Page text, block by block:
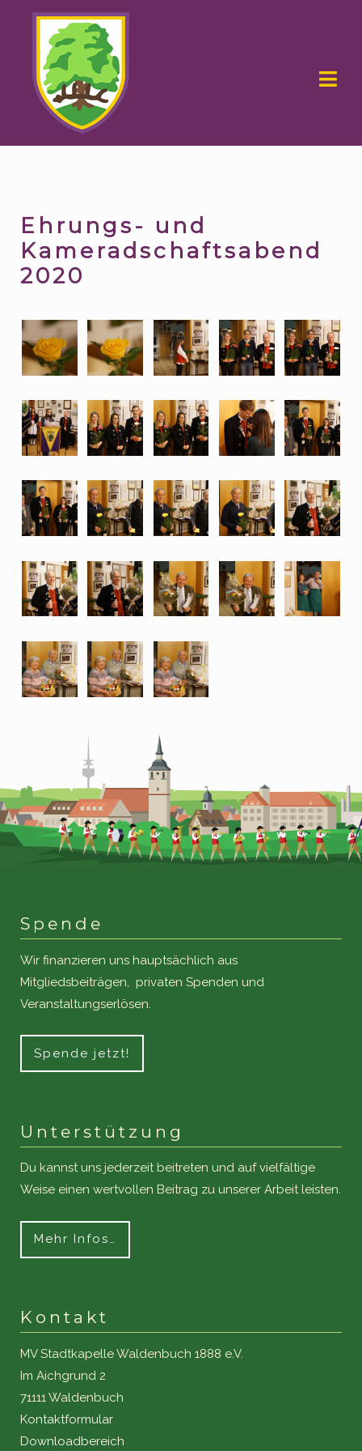
Skip
navigation
Skip
content
Ehrungs- und
Kameradschaftsabend
2020
Spende
Wir finanzieren uns hauptsächlich aus
Mitgliedsbeiträgen, privaten Spenden und
Veranstaltungserlösen.
Spende jetzt!
Unterstützung
Du kannst uns jederzeit beitreten und auf vielfältige
Weise einen wertvollen Beitrag zu unserer Arbeit leisten.
Mehr Infos…
Kontakt
MV Stadtkapelle Waldenbuch 1888 e.V.
Im Aichgrund 2
71111 Waldenbuch
Kontaktformular
Downloadbereich